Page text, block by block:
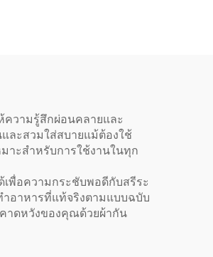
ความรู้สึกผ่อนคลายและ
ละสวมใส่สบายแม้ต้องใช้
าะสำหรับการใช้งานในทุก
พื่อความกระชับพอดีกับสรีระ
อาหารที่แท้จริงตามแบบฉบับ
าดหวังของคุณด้วยผ้ากัน